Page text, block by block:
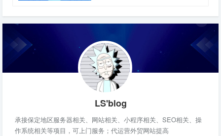
服务器。 Z-BlogPHP 有着丰富和强大的
BlogPHP可以更方便的管
LS'blog
承接保定地区服务器相关、网站相关、小程序相关、SEO相关、操
作系统相关等项目，可上门服务；代运营外贸网站提高